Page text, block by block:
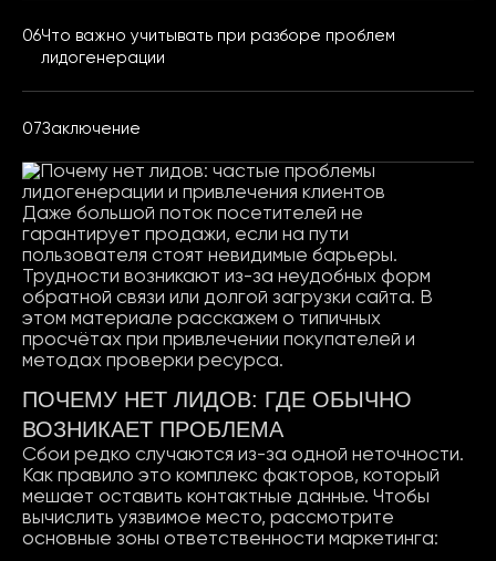
Что важно учитывать при разборе проблем
лидогенерации
Заключение
Даже большой поток посетителей не
гарантирует продажи, если на пути
пользователя стоят невидимые барьеры.
Трудности возникают из-за неудобных форм
обратной связи или долгой загрузки сайта. В
этом материале расскажем о типичных
просчётах при привлечении покупателей и
методах проверки ресурса.
ПОЧЕМУ НЕТ ЛИДОВ: ГДЕ ОБЫЧНО
ВОЗНИКАЕТ ПРОБЛЕМА
Сбои редко случаются из-за одной неточности.
Как правило это комплекс факторов, который
мешает оставить контактные данные. Чтобы
вычислить уязвимое место, рассмотрите
основные зоны ответственности маркетинга: